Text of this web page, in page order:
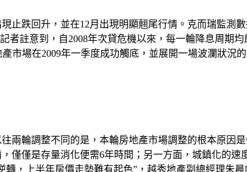
止跌回升，並在12月出現明顯翹尾行情。克而瑞監測
者註意到，自2008年次貸危機以來，每一輪降息周期
市場在2009年一季度成功觸底，並展開一場波瀾狀況的
兩輪調整不同的是，本輪房地產市場調整的根本原因
僅僅是存量消化便需6年時間；另一方面，城鎮化的
，上半年房價走勢難有起色”，越秀地產副總經理朱